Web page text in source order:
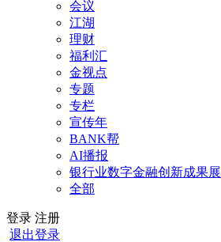
会议
江湖
理财
福利汇
金视点
专题
专栏
宣传年
BANK帮
AI播报
银行业数字金融创新成果展
全部
登录 注册
退出登录